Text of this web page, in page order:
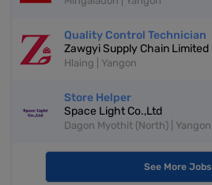
Quality Control Technician
Zawgyi Supply Chain Limited
Hlaing | Yangon
Store Helper
Space Light Co.,Ltd
Dagon Myothit (North) | Yangon
See More Jobs